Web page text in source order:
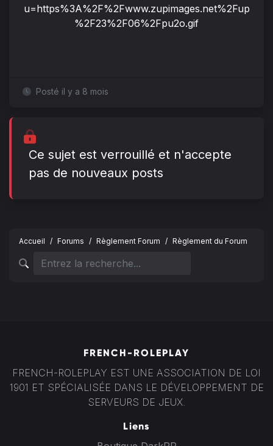
Posté il y a 8 mois
Ce sujet est verrouillé et n'accepte
pas de nouveaux posts
Accueil Forums Règlement Forum Règlement du Forum
FRENCH-ROLEPLAY
FRENCH-ROLEPLAY EST UNE ASSOCIATION DE LOI
1901 ET SPÉCIALISÉE DANS LE DÉVELOPPEMENT DE
SERVEURS DE JEUX.
Liens